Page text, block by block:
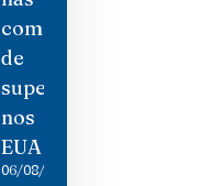
compras
de
supermercado
nos
EUA
06/08/2026